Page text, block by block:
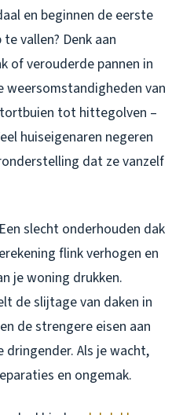
en beginnen de eerste
vallen? Denk aan
of verouderde pannen in
weersomstandigheden van
tot hittegolven –
huiseigenaren negeren
dat ze vanzelf
slecht onderhouden dak
flink verhogen en
je woning drukken.
de slijtage van daken in
de strengere eisen aan
dringender. Als je wacht,
en ongemak.